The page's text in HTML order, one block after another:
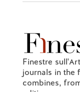
Finestre
journals in the
combines,